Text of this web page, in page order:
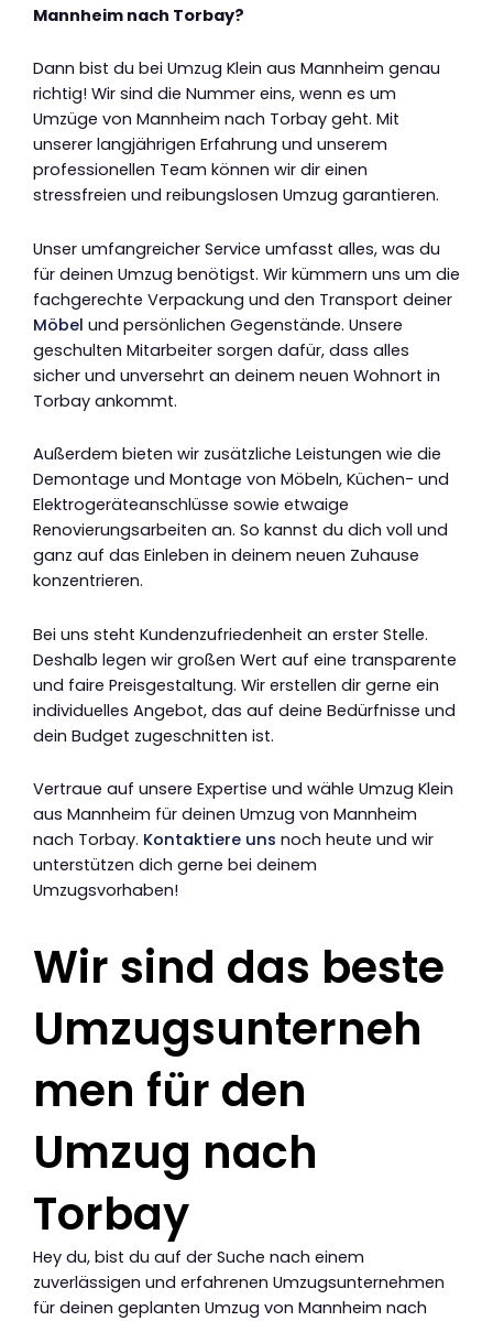
Mannheim nach Torbay?
Dann bist du bei Umzug Klein aus Mannheim genau
richtig! Wir sind die Nummer eins, wenn es um
Umzüge von Mannheim nach Torbay geht. Mit
unserer langjährigen Erfahrung und unserem
professionellen Team können wir dir einen
stressfreien und reibungslosen Umzug garantieren.
Unser umfangreicher Service umfasst alles, was du
für deinen Umzug benötigst. Wir kümmern uns um die
fachgerechte Verpackung und den Transport deiner
Möbel und persönlichen Gegenstände. Unsere
geschulten Mitarbeiter sorgen dafür, dass alles
sicher und unversehrt an deinem neuen Wohnort in
Torbay ankommt.
Außerdem bieten wir zusätzliche Leistungen wie die
Demontage und Montage von Möbeln, Küchen- und
Elektrogeräteanschlüsse sowie etwaige
Renovierungsarbeiten an. So kannst du dich voll und
ganz auf das Einleben in deinem neuen Zuhause
konzentrieren.
Bei uns steht Kundenzufriedenheit an erster Stelle.
Deshalb legen wir großen Wert auf eine transparente
und faire Preisgestaltung. Wir erstellen dir gerne ein
individuelles Angebot, das auf deine Bedürfnisse und
dein Budget zugeschnitten ist.
Vertraue auf unsere Expertise und wähle Umzug Klein
aus Mannheim für deinen Umzug von Mannheim
nach Torbay. Kontaktiere uns noch heute und wir
unterstützen dich gerne bei deinem
Umzugsvorhaben!
Wir sind das beste
Umzugsunterneh
men für den
Umzug nach
Torbay
Hey du, bist du auf der Suche nach einem
zuverlässigen und erfahrenen Umzugsunternehmen
für deinen geplanten Umzug von Mannheim nach